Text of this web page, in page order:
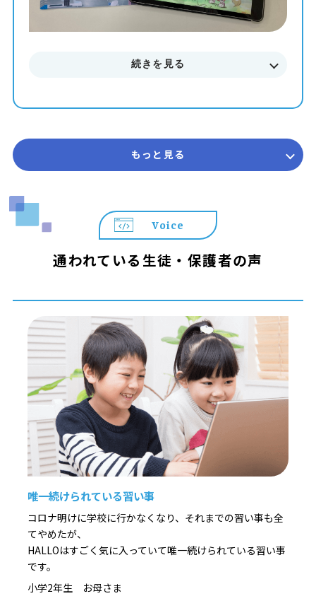
続きを見る
もっと見る
Voice
通われている生徒・保護者の声
唯一続けられている習い事
コロナ明けに学校に行かなくなり、それまでの習い事も全
てやめたが、
HALLOはすごく気に入っていて唯一続けられている習い事
です。
小学2年生 お母さま